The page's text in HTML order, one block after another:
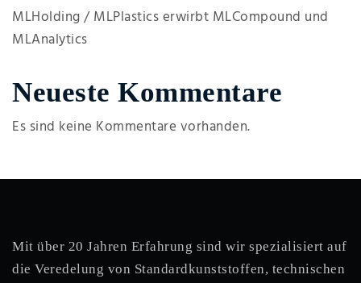
MLHolding / MLPlastics erwirbt MLCompound und
MLAnalytics
Neueste Kommentare
Es sind keine Kommentare vorhanden.
Mit über 20 Jahren Erfahrung sind wir spezialisiert auf
die Veredelung von Standardkunststoffen, technischen